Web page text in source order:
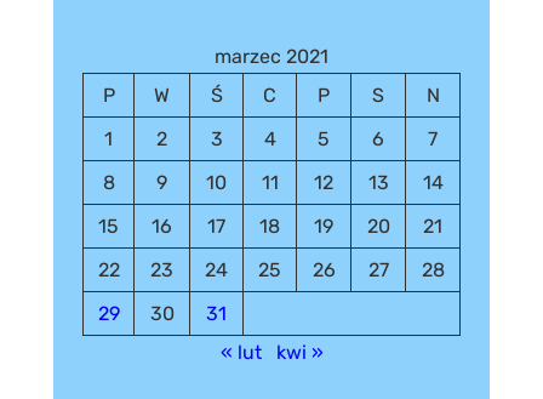
marzec 2021
P
W Ś C P S
N
1
2 3 4 5 6
7
8
9 10 11 12 13
14
15
16 17 18 19 20
21
22
23 24 25 26 27
28
29
30
31
« lut
kwi »